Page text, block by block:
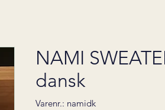
NAMI
dansk
Varenr.: namidk